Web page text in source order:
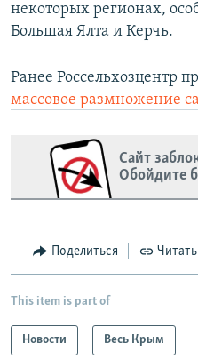
некоторых регионах,
Большая Ялта и Керчь.
Ранее Россельхозцентр
массовое размножение
Сайт
Обойдите
Поделиться
This item is part of
Новости Весь Крым